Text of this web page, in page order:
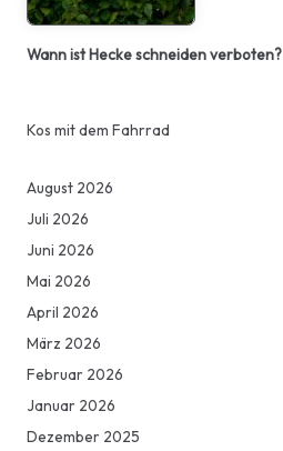
Wann ist Hecke schneiden verboten?
Kos mit dem Fahrrad
August 2026
Juli 2026
Juni 2026
Mai 2026
April 2026
März 2026
Februar 2026
Januar 2026
Dezember 2025